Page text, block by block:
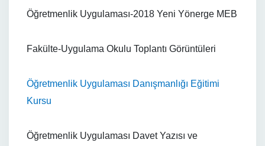
Öğretmenlik Uygulaması-2018 Yeni Yönerge MEB
Fakülte-Uygulama Okulu Toplantı Görüntüleri
Öğretmenlik Uygulaması Danışmanlığı Eğitimi
Kursu
Öğretmenlik Uygulaması Davet Yazısı ve